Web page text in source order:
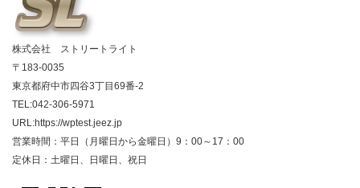
株式会社 ストリートライト
〒183-0035
東京都府中市四谷3丁目69番-2
TEL:042-306-5971
URL:https://wptest.jeez.jp
営業時間：平日（月曜日から金曜日）9：00～17：00
定休日：土曜日、日曜日、祝日